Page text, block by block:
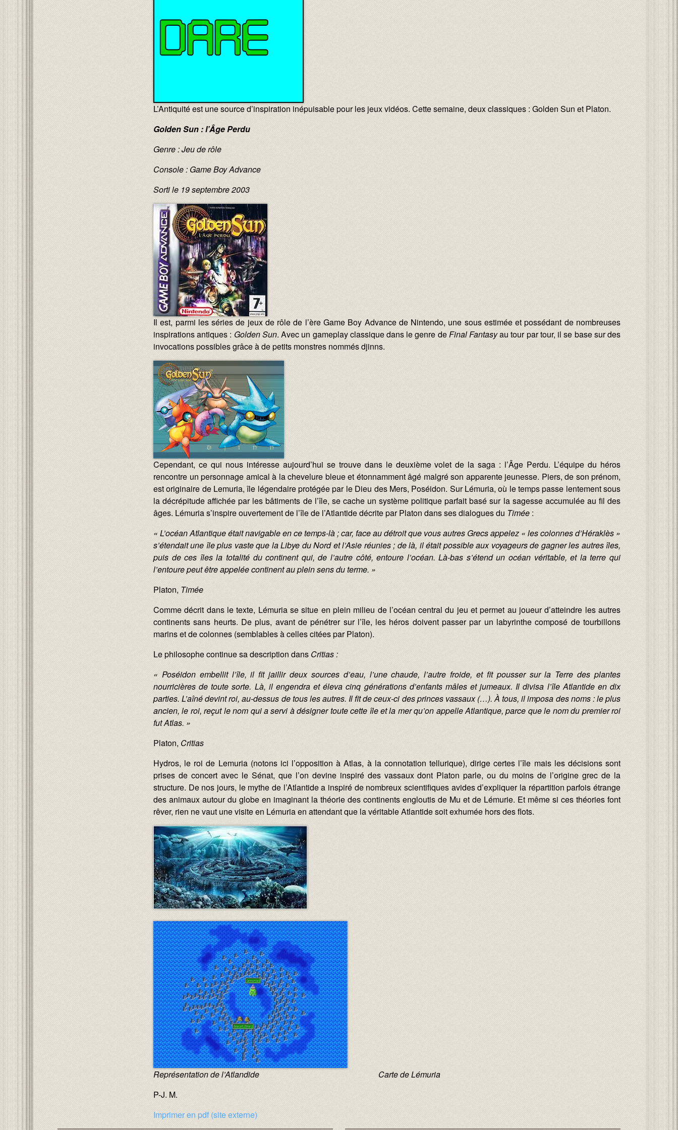
L’Antiquité est une source d’inspiration inépuisable pour les jeux vidéos. Cette semaine, deux classiques : Golden Sun et Platon.
Golden Sun : l’Âge Perdu
Genre : Jeu de rôle
Console : Game Boy Advance
Sorti le 19 septembre 2003
Image :
Il est, parmi les séries de jeux de rôle de l’ère Game Boy Advance de Nintendo, une sous estimée et possédant de nombreuses
inspirations antiques : Golden Sun. Avec un gameplay classique dans le genre deFinal Fantasyau tour par tour, il se base sur des
invocations possibles grâce à de petits monstres nommés djinns.
Image :
Cependant, ce qui nous intéresse aujourd’hui se trouve dans le deuxième volet de la saga : l’Âge Perdu. L’équipe du héros
rencontre un personnage amical à la chevelure bleue et étonnamment âgé malgré son apparente jeunesse. Piers, de son prénom,
est originaire de Lemuria, île légendaire protégée par le Dieu des Mers, Poséidon. Sur Lémuria, où le temps passe lentement sous
la décrépitude affichée par les bâtiments de l’île, se cache un système politique parfait basé sur la sagesse accumulée au fil des
âges. Lémuria s’inspire ouvertement de l’île de l’Atlantide décrite par Platon dans ses dialogues du Timée :
« L’océan Atlantique était navigable en ce temps-là ; car, face au détroit que vous autres Grecs appelez « les colonnes d’Héraklès »
s’étendait une île plus vaste que la Libye du Nord et l’Asie réunies ; de là, il était possible aux voyageurs de gagner les autres îles,
puis de ces îles la totalité du continent qui, de l’autre côté, entoure l’océan. Là-bas s’étend un océan véritable, et la terre qui
l’entoure peut être appelée continent au plein sens du terme. »
Platon, Timée
Comme décrit dans le texte, Lémuria se situe en plein milieu de l’océan central du jeu et permet au joueur d’atteindre les autres
continents sans heurts. De plus, avant de pénétrer sur l’île, les héros doivent passer par un labyrinthe composé de tourbillons
marins et de colonnes (semblables à celles citées par Platon).
Le philosophe continue sa description dans Critias :
« Poséidon embellit l’île, il fit jaillir deux sources d’eau, l’une chaude, l’autre froide, et fit pousser sur la Terre des plantes
nourricières de toute sorte. Là, il engendra et éleva cinq générations d’enfants mâles et jumeaux. Il divisa l’île Atlantide en dix
parties. L’aîné devint roi, au-dessus de tous les autres. Il fit de ceux-ci des princes vassaux (…). À tous, il imposa des noms : le plus
ancien, le roi, reçut le nom qui a servi à désigner toute cette île et la mer qu’on appelle Atlantique, parce que le nom du premier roi
fut Atlas. »
Platon, Critias
Hydros, le roi de Lemuria (notons ici l’opposition à Atlas, à la connotation tellurique), dirige certes l’île mais les décisions sont
prises de concert avec le Sénat, que l’on devine inspiré des vassaux dont Platon parle, ou du moins de l’origine grec de la
structure. De nos jours, le mythe de l’Atlantide a inspiré de nombreux scientifiques avides d’expliquer la répartition parfois étrange
des animaux autour du globe en imaginant la théorie des continents engloutis de Mu et de Lémurie. Et même si ces théories font
rêver, rien ne vaut une visite en Lémuria en attendant que la véritable Atlantide soit exhumée hors des flots.
Image :
Image :
Représentation de l’Atlandide Carte de Lémuria
P-J. M.
Imprimer en pdf (site externe)